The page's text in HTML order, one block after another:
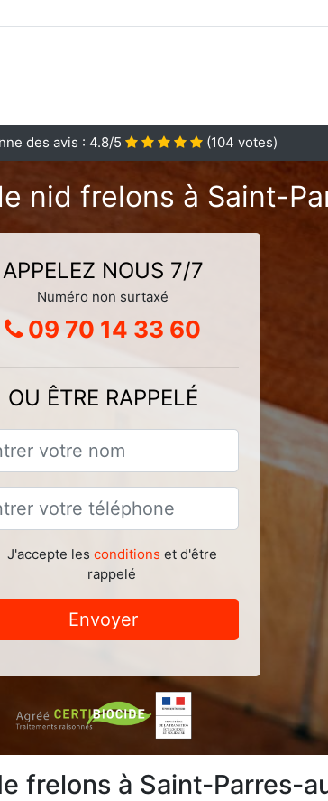
des avis : 4.8/5 (104 votes)
nid frelons à Saint-
APPELEZ NOUS 7/7
Numéro non surtaxé
09 70 14 33 60
OU ÊTRE RAPPELÉ
J'accepte les conditions et d'être
rappelé
Envoyer
frelons à Saint-Parres-